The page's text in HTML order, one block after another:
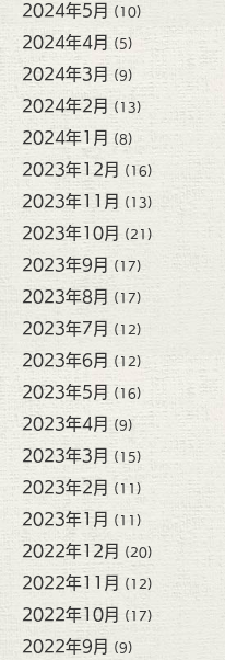
2024年5月 (10)
2024年4月 (5)
2024年3月 (9)
2024年2月 (13)
2024年1月 (8)
2023年12月 (16)
2023年11月 (13)
2023年10月 (21)
2023年9月 (17)
2023年8月 (17)
2023年7月 (12)
2023年6月 (12)
2023年5月 (16)
2023年4月 (9)
2023年3月 (15)
2023年2月 (11)
2023年1月 (11)
2022年12月 (20)
2022年11月 (12)
2022年10月 (17)
2022年9月 (9)